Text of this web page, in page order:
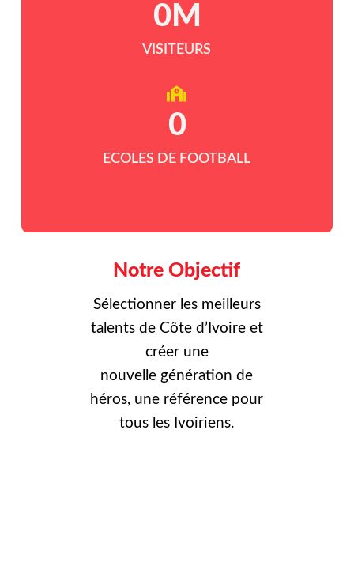
VISITEURS
0M
ECOLES DE FOOTBALL
0
Notre Objectif
Sélectionner les meilleurs
talents de Côte d’Ivoire et
créer une
nouvelle génération de
héros, une référence pour
tous les Ivoiriens.